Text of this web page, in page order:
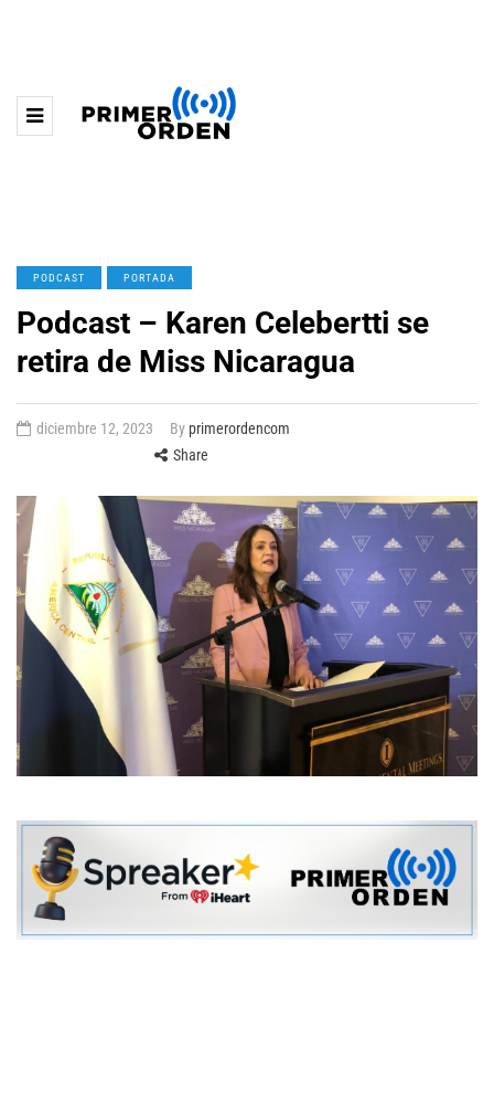
PODCAST PORTADA
Podcast – Karen Celebertti se
retira de Miss Nicaragua
diciembre 12, 2023 By primerordencom
Share